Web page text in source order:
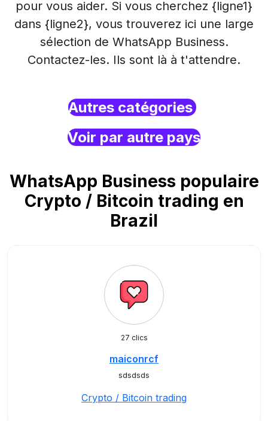
pour vous aider. Si vous cherchez {ligne1}
dans {ligne2}, vous trouverez ici une large
sélection de WhatsApp Business.
Contactez-les. Ils sont là à t'attendre.
Autres catégories
Voir par autre pays
WhatsApp Business populaire
Crypto / Bitcoin trading en
Brazil
27 clics
maiconrcf
sdsdsds
Crypto / Bitcoin trading